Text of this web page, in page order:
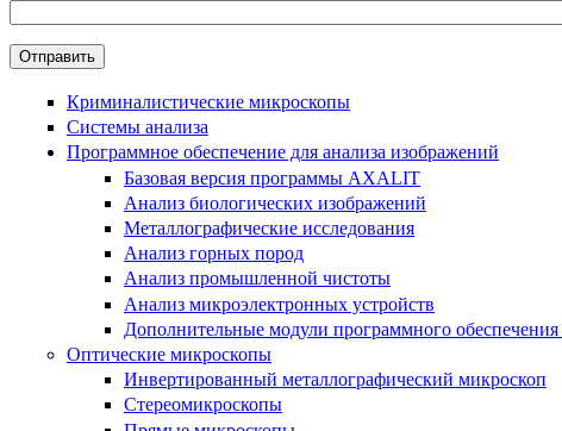
Криминалистические микроскопы
Системы анализа
Программное обеспечение для анализа изображений
Базовая версия программы AXALIT
Анализ биологических изображений
Металлографические исследования
Анализ горных пород
Анализ промышленной чистоты
Анализ микроэлектронных устройств
Дополнительные модули программного
Оптические микроскопы
Инвертированный металлографический микроскоп
Стереомикроскопы